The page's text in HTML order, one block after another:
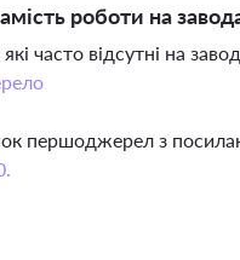
роботи на
часто відсутні на
першоджерел з